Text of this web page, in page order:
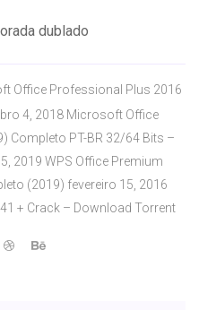
dublado
Office Professional Plus 2016
4, 2018 Microsoft Office
Completo PT-BR 32/64 Bits –
2019 WPS Office Premium
(2019) fevereiro 15, 2016
+ Crack – Download Torrent